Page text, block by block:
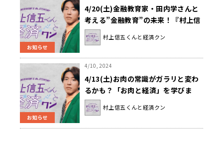
お知らせ
4/20(土)金融教育家・田内学さんと
考える”金融教育”の未来！『村上信
五くんと経済クン』
村上信五くんと経済クン
お知らせ
4/10, 2024
4/13(土)お肉の常識がガラリと変わ
るかも？「お肉と経済」を学びま
す！『村上信五くんと経済クン』
村上信五くんと経済クン